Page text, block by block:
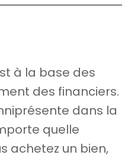
à la base des
des financiers.
dans la
quelle
achetez un bien,